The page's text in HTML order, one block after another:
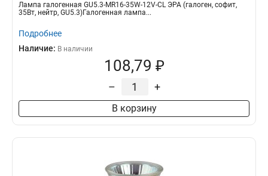
Лампа галогенная GU5.3-MR16-35W-12V-CL ЭРА (галоген, софит,
35Вт, нейтр, GU5.3)Галогенная лампа...
Подробнее
Наличие: В наличии
108,79 ₽
– +
В корзину